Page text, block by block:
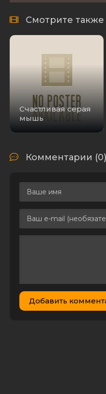
Смотрите также
Счастливая серая
мышь
Комментарии (0)
Добавить